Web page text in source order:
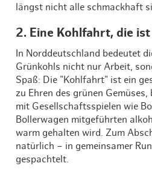
längst nicht alle schmackhaft
2. Eine Kohlfahrt, die
In Norddeutschland bedeutet
Grünkohls nicht nur Arbeit,
Spaß: Die "Kohlfahrt" ist ein
zu Ehren des grünen
mit Gesellschaftsspielen wie
Bollerwagen mitgeführten
warm gehalten wird. Zum
natürlich – in gemeinsamer
gespachtelt.